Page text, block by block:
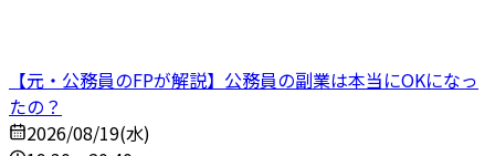
【元・公務員のFPが解説】公務員の副業は本当にOKになっ
たの？
2026/08/19(水)